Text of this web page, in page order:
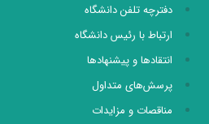
دفترچه تلفن دانشگاه
ارتباط با رئیس دانشگاه
انتقادها و پیشنهادها
پرسش‌های متداول
مناقصات و مزایدات